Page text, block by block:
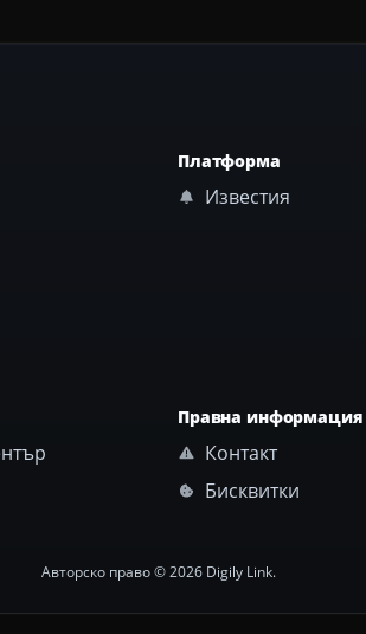
Платформа
Известия
Правна информация
Контакт
Бисквитки
Авторско право © 2026 Digily Link.